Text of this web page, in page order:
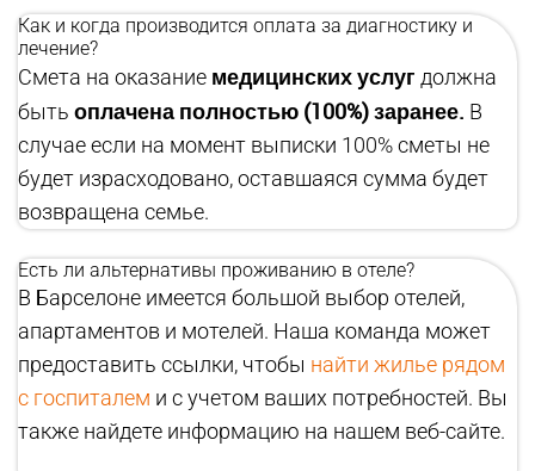
Как и когда производится оплата за диагностику и
лечение?
Смета на оказание медицинских услуг должна
быть оплачена полностью (100%) заранее. В
случае если на момент выписки 100% сметы не
будет израсходовано, оставшаяся сумма будет
возвращена семье.
Есть ли альтернативы проживанию в отеле?
В Барселоне имеется большой выбор отелей,
апартаментов и мотелей. Наша команда может
предоставить ссылки, чтобы найти жилье рядом
с госпиталем и с учетом ваших потребностей. Вы
также найдете информацию на нашем веб-сайте.